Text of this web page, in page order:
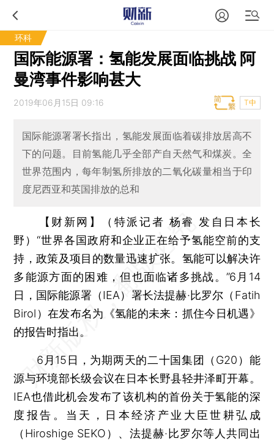
环科
国际能源署：氢能发展面临挑战 阿
曼湾事件影响甚大
2019年06月15日 09:16 T中
国际能源署署长指出，氢能发展面临着碳排放居高不
下的问题。目前氢能几乎全部产自天然气和煤炭。全
世界范围内，每年制氢所排放的二氧化碳量相当于印
度尼西亚和英国排放的总和
【财新网】（特派记者 杨睿 发自日本长
野）“世界各国政府和企业正在给予氢能空前的支
持，政策及项目的数量迅速扩张。氢能可以解决许
多能源方面的困难，但也面临诸多挑战。”6月14
日，国际能源署（IEA）署长法提赫·比罗尔（Fatih
Birol）在发布名为《氢能的未来：抓住今日机遇》
的报告时指出。
6月15日，为期两天的二十国集团（G20）能
源与环境部长级会议在日本长野县轻井泽町开幕。
IEA也借此机会发布了该机构的首份关于氢能的深
度报告。当天，日本经济产业大臣世耕弘成
（Hiroshige SEKO）、法提赫·比罗尔等人共同出